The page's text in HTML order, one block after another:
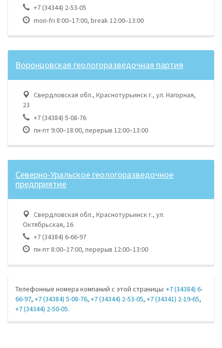
+7 (34344) 2-53-05
mon-fri 8:00–17:00, break 12:00–13:00
Воронцовская геологоразведочная партия
Свердловская обл., Краснотурьинск г., ул. Нагорная,
23
+7 (34384) 5-08-76
пн-пт 9:00–18:00, перерыв 12:00–13:00
Северно-Уральское геологоразведочное
предприятие
Свердловская обл., Краснотурьинск г., ул.
Октябрьская, 16
+7 (34384) 6-66-97
пн-пт 8:00–17:00, перерыв 12:00–13:00
Телефонные номера компаний с этой страницы: +7 (34384) 6-
66-97, +7 (34384) 5-08-76, +7 (34344) 2-53-05, +7 (34341) 2-19-65,
+7 (34344) 2-50-05.